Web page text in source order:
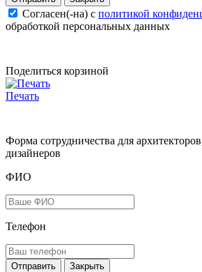
Согласен(-на) c политикой
обработкой персональных данных
Поделиться корзиной
Печать
Форма сотрудничества для
дизайнеров
ФИО
Телефон
Закрыть